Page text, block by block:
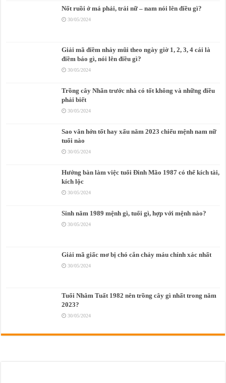
Nốt ruồi ở má phải, trái nữ – nam nói lên điều gì?
30/05/2024
Giải mã điềm nhảy mũi theo ngày giờ 1, 2, 3, 4 cái là
điềm báo gì, nói lên điều gì?
30/05/2024
Trồng cây Nhãn trước nhà có tốt không và những điều
phải biết
30/05/2024
Sao vân hớn tốt hay xấu năm 2023 chiếu mệnh nam nữ
tuổi nào
30/05/2024
Hướng bàn làm việc tuổi Đinh Mão 1987 có thể kích tài,
kích lộc
30/05/2024
Sinh năm 1989 mệnh gì, tuổi gì, hợp với mệnh nào?
30/05/2024
Giải mã giấc mơ bị chó cắn chảy máu chính xác nhất
30/05/2024
Tuổi Nhâm Tuất 1982 nên trồng cây gì nhất trong năm
2023?
30/05/2024